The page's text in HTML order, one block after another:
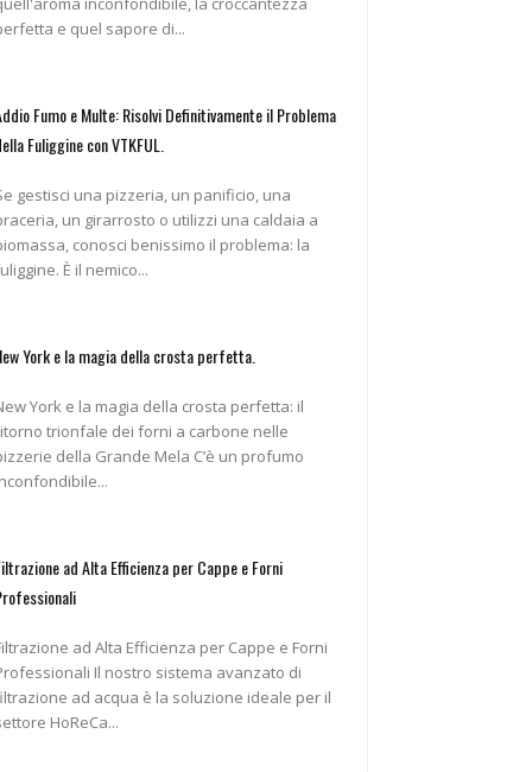
e quel sapore di...
Fumo e Multe: Risolvi Definitivamente il Problema
Fuliggine con VTKFUL.
gestisci una pizzeria, un panificio, una
un girarrosto o utilizzi una caldaia a
conosci benissimo il problema: la
fuliggine. È il nemico...
York e la magia della crosta perfetta.
York e la magia della crosta perfetta: il
trionfale dei forni a carbone nelle
della Grande Mela C’è un profumo
ad Alta Efficienza per Cappe e Forni
ad Alta Efficienza per Cappe e Forni
Il nostro sistema avanzato di
ad acqua è la soluzione ideale per il
HoReCa...